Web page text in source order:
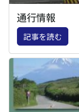
通行情報
記事を読む